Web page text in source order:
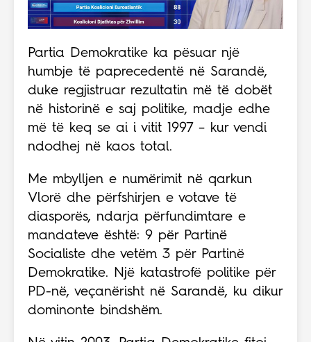
Partia Demokratike ka pësuar një
humbje të paprecedentë në Sarandë,
duke regjistruar rezultatin më të dobët
në historinë e saj politike, madje edhe
më të keq se ai i vitit 1997 – kur vendi
ndodhej në kaos total.
Me mbylljen e numërimit në qarkun
Vlorë dhe përfshirjen e votave të
diasporës, ndarja përfundimtare e
mandateve është: 9 për Partinë
Socialiste dhe vetëm 3 për Partinë
Demokratike. Një katastrofë politike për
PD-në, veçanërisht në Sarandë, ku dikur
dominonte bindshëm.